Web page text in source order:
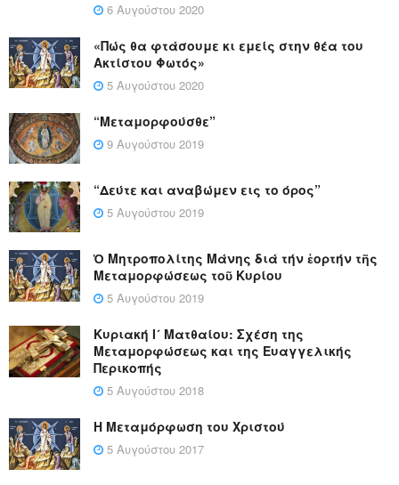
6 Αυγούστου 2020
«Πώς θα φτάσουμε κι εμείς στην θέα του
Ακτίστου Φωτός»
5 Αυγούστου 2020
“Μεταμορφούσθε”
9 Αυγούστου 2019
“Δεύτε και αναβώμεν εις το όρος”
5 Αυγούστου 2019
Ὁ Μητροπολίτης Μάνης διά τήν ἑορτήν τῆς
Μεταμορφώσεως τοῦ Κυρίου
5 Αυγούστου 2019
Κυριακή Ι´ Ματθαίου: Σχέση της
Μεταμορφώσεως και της Ευαγγελικής
Περικοπής
5 Αυγούστου 2018
Η Μεταμόρφωση του Χριστού
5 Αυγούστου 2017